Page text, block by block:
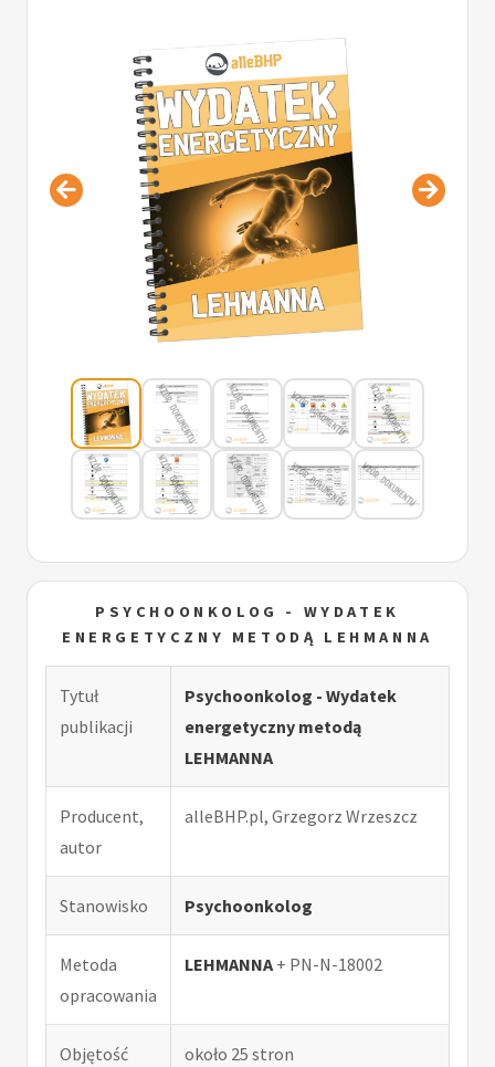
PSYCHOONKOLOG - WYDATEK
ENERGETYCZNY METODĄ LEHMANNA
Tytuł
publikacji
Psychoonkolog - Wydatek
energetyczny metodą
LEHMANNA
Producent,
autor
alleBHP.pl, Grzegorz Wrzeszcz
Stanowisko Psychoonkolog
Metoda
opracowania
LEHMANNA + PN-N-18002
Objętość około 25 stron